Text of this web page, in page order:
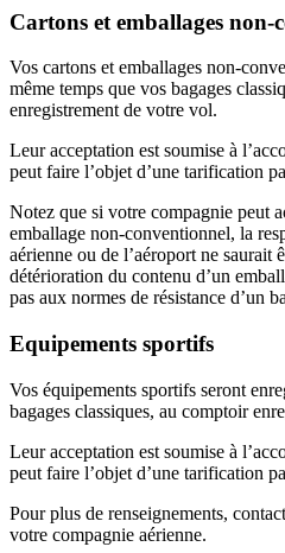
Cartons et emballages non-
Vos cartons et emballages non-
même temps que vos bagages
enregistrement de votre vol.
Leur acceptation est soumise à
peut faire l’objet d’une tarification
Notez que si votre compagnie peut
emballage non-conventionnel, la
aérienne ou de l’aéroport ne saurait
détérioration du contenu d’un
pas aux normes de résistance d’un
Equipements sportifs
Vos équipements sportifs seront
bagages classiques, au comptoir
Leur acceptation est soumise à
peut faire l’objet d’une tarification
Pour plus de renseignements,
votre compagnie aérienne.